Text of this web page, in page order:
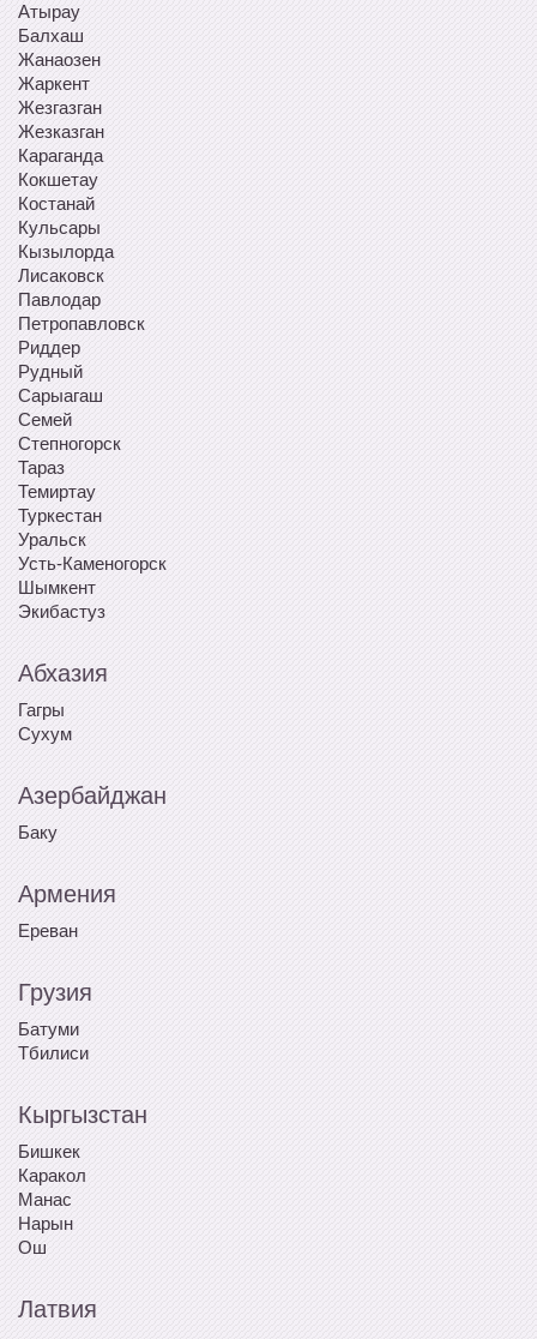
Атырау
Балхаш
Жанаозен
Жаркент
Жезгазган
Жезказган
Караганда
Кокшетау
Костанай
Кульсары
Кызылорда
Лисаковск
Павлодар
Петропавловск
Риддер
Рудный
Сарыагаш
Семей
Степногорск
Тараз
Темиртау
Туркестан
Уральск
Усть-Каменогорск
Шымкент
Экибастуз
Абхазия
Гагры
Сухум
Азербайджан
Баку
Армения
Ереван
Грузия
Батуми
Тбилиси
Кыргызстан
Бишкек
Каракол
Манас
Нарын
Ош
Латвия